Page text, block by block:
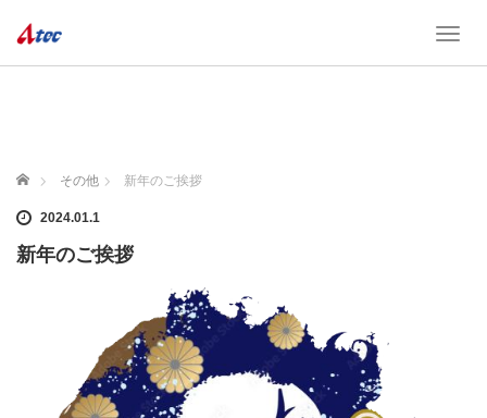
T
ホーム その他 新年のご挨拶
2024.01.1
新年のご挨拶